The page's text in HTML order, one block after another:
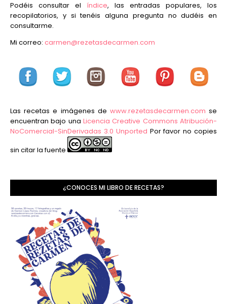
Podéis consultar el índice, las entradas populares, los
recopilatorios, y si tenéis alguna pregunta no dudéis en
consultarme.
Mi correo: carmen@rezetasdecarmen.com
Las recetas e imágenes de www.rezetasdecarmen.com se
encuentran bajo una Licencia Creative Commons Atribución-
NoComercial-SinDerivadas 3.0 Unported Por favor no copies
sin citar la fuente
¿CONOCES MI LIBRO DE RECETAS?